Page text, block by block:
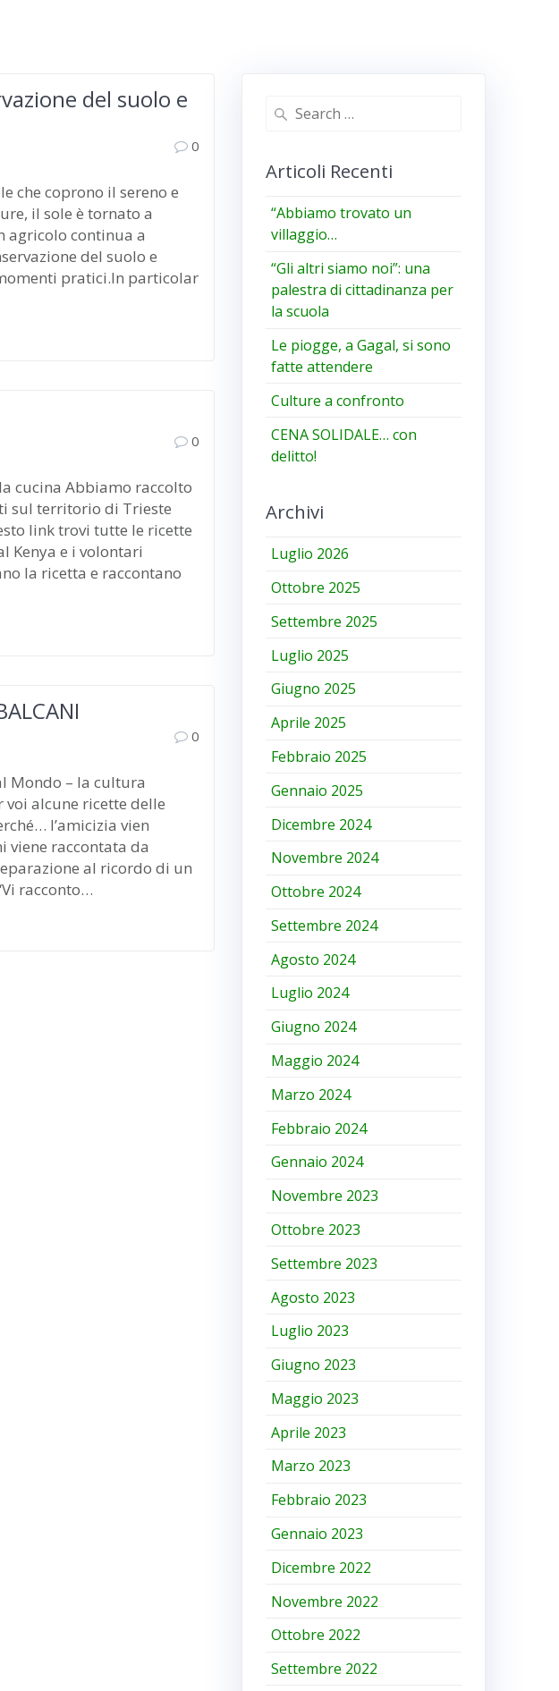
del suolo e
0
che coprono il sereno e
il sole è tornato a
agricolo continua a
del suolo e
pratici.In particolar
0
cucina Abbiamo raccolto
sul territorio di Trieste
link trovi tutte le ricette
Kenya e i volontari
la ricetta e raccontano
0
Mondo – la cultura
alcune ricette delle
l’amicizia vien
viene raccontata da
al ricordo di un
racconto…
Search
Articoli Recenti
“Abbiamo trovato un
villaggio…
“Gli altri siamo noi”: una
palestra di cittadinanza per
la scuola
Le piogge, a Gagal, si sono
fatte attendere
Culture a confronto
CENA SOLIDALE… con
delitto!
Archivi
Luglio 2026
Ottobre 2025
Settembre 2025
Luglio 2025
Giugno 2025
Aprile 2025
Febbraio 2025
Gennaio 2025
Dicembre 2024
Novembre 2024
Ottobre 2024
Settembre 2024
Agosto 2024
Luglio 2024
Giugno 2024
Maggio 2024
Marzo 2024
Febbraio 2024
Gennaio 2024
Novembre 2023
Ottobre 2023
Settembre 2023
Agosto 2023
Luglio 2023
Giugno 2023
Maggio 2023
Aprile 2023
Marzo 2023
Febbraio 2023
Gennaio 2023
Dicembre 2022
Novembre 2022
Ottobre 2022
Settembre 2022